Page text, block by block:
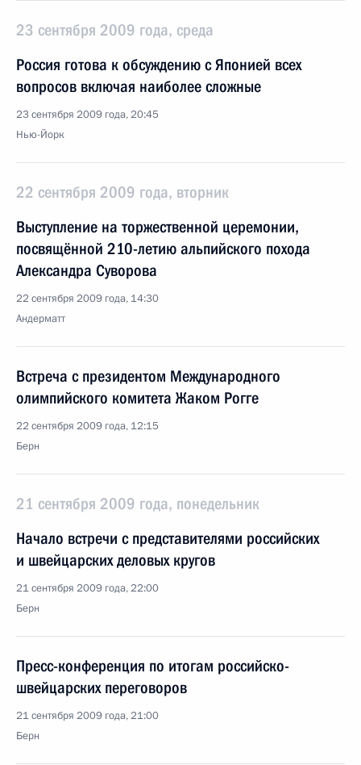
23 сентября 2009 года, среда
Россия готова к обсуждению с Японией всех
вопросов включая наиболее сложные
23 сентября 2009 года, 20:45
Нью-Йорк
22 сентября 2009 года, вторник
Выступление на торжественной церемонии,
посвящённой 210-летию альпийского похода
Александра Суворова
22 сентября 2009 года, 14:30
Андерматт
Встреча с президентом Международного
олимпийского комитета Жаком Рогге
22 сентября 2009 года, 12:15
Берн
21 сентября 2009 года, понедельник
Начало встречи с представителями российских
и швейцарских деловых кругов
21 сентября 2009 года, 22:00
Берн
Пресс-конференция по итогам российско-
швейцарских переговоров
21 сентября 2009 года, 21:00
Берн